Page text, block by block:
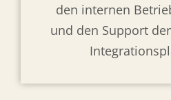
den internen
und den Support